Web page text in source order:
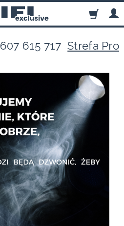
607 615 717Strefa Pro